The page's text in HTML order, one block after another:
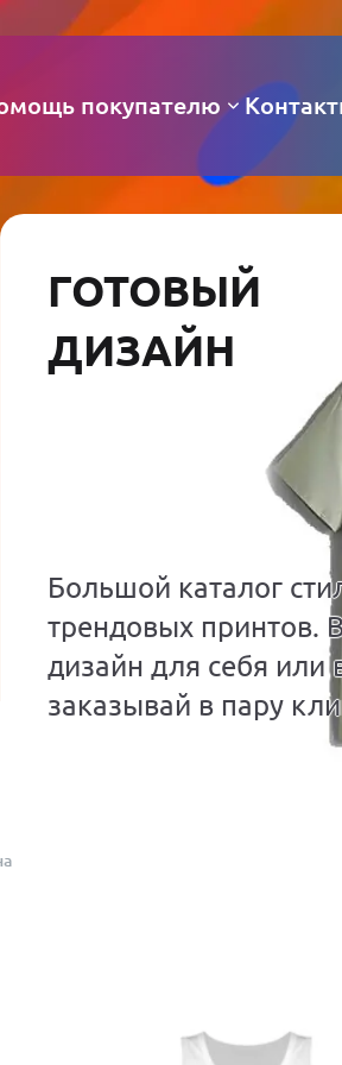
покупателю
ГОТОВЫЙ
ДИЗАЙН
Большой каталог
трендовых принтов.
дизайн для себя или
заказывай в пару